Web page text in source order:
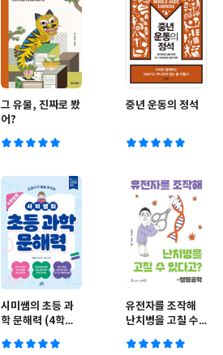
그 유물, 진짜로 봤
어?
중년 운동의 정석
시미쌤의 초등 과
학 문해력 (4학년
유전자를 조작해
난치병을 고칠 수